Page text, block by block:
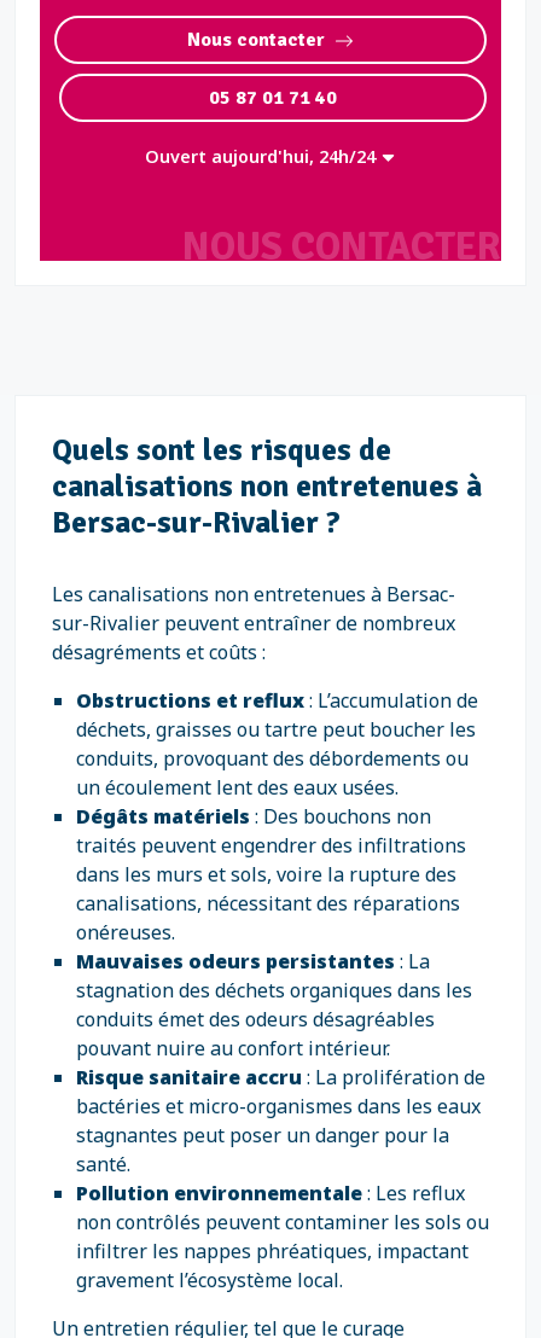
NOUS CONTACTER
Nous contacter
05 87 01 71 40
Ouvert aujourd'hui, 24h/24
Quels sont les risques de
canalisations non entretenues à
Bersac-sur-Rivalier ?
Les canalisations non entretenues à Bersac-
sur-Rivalier peuvent entraîner de nombreux
désagréments et coûts :
Obstructions et reflux: L’accumulation de
déchets, graisses ou tartre peut boucher les
conduits, provoquant des débordements ou
un écoulement lent des eaux usées.
Dégâts matériels : Des bouchons non
traités peuvent engendrer des infiltrations
dans les murs et sols, voire la rupture des
canalisations, nécessitant des réparations
onéreuses.
Mauvaises odeurs persistantes : La
stagnation des déchets organiques dans les
conduits émet des odeurs désagréables
pouvant nuire au confort intérieur.
Risque sanitaire accru : La prolifération de
bactéries et micro-organismes dans les eaux
stagnantes peut poser un danger pour la
santé.
Pollution environnementale: Les reflux
non contrôlés peuvent contaminer les sols ou
infiltrer les nappes phréatiques, impactant
gravement l’écosystème local.
Un entretien régulier, tel que le curage